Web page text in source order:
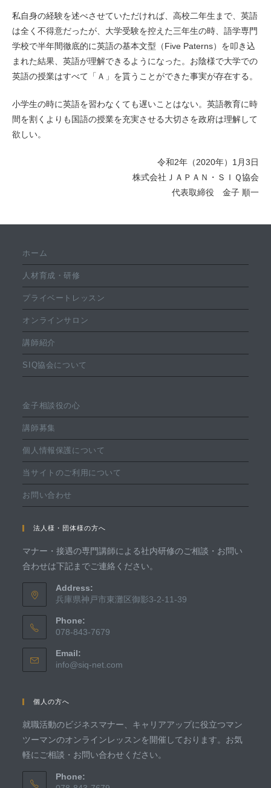
私自身の経験を述べさせていただければ、高校二年生まで、英語
は全く不得意だったが、大学受験を控えた三年生の時、語学専門
学校で半年間徹底的に英語の基本文型（Five Paterns）を叩き込
まれた結果、英語が理解できるようになった。お陰様で大学での
英語の授業はすべて「Ａ」を貰うことができた事実が存在する。
小学生の時に英語を習わなくても遅いことはない。英語教育に時
間を割くよりも国語の授業を充実させる大切さを政府は理解して
欲しい。
令和2年（2020年）1月3日
株式会社ＪＡＰＡＮ・ＳＩＱ協会
代表取締役 金子 順一
ホーム
人材育成・研修
プライベートレッスン
オンラインサロン
講師紹介
SIQ協会について
金子相談役の心
講師募集
個人情報保護について
当サイトのご利用について
お問い合わせ
法人様・団体様の方へ
マナー・接遇の専門講師による社内研修のご相談・お問い
合わせは下記までご連絡ください。
Address:
兵庫県神戸市東灘区御影3-2-11-39
Phone:
078-843-7679
Email:
info@siq-net.com
個人の方へ
就職活動のビジネスマナー、キャリアアップに役立つマン
ツーマンのオンラインレッスンを開催しております。お気
軽にご相談・お問い合わせください。
Phone: